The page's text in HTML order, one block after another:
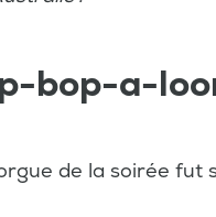
bop-a-
de la soirée fut